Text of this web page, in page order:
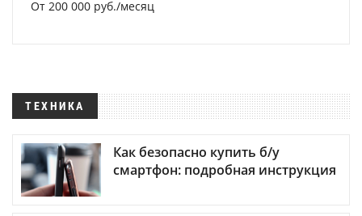
От 200 000 руб./месяц
ТЕХНИКА
Как безопасно купить б/у
смартфон: подробная инструкция